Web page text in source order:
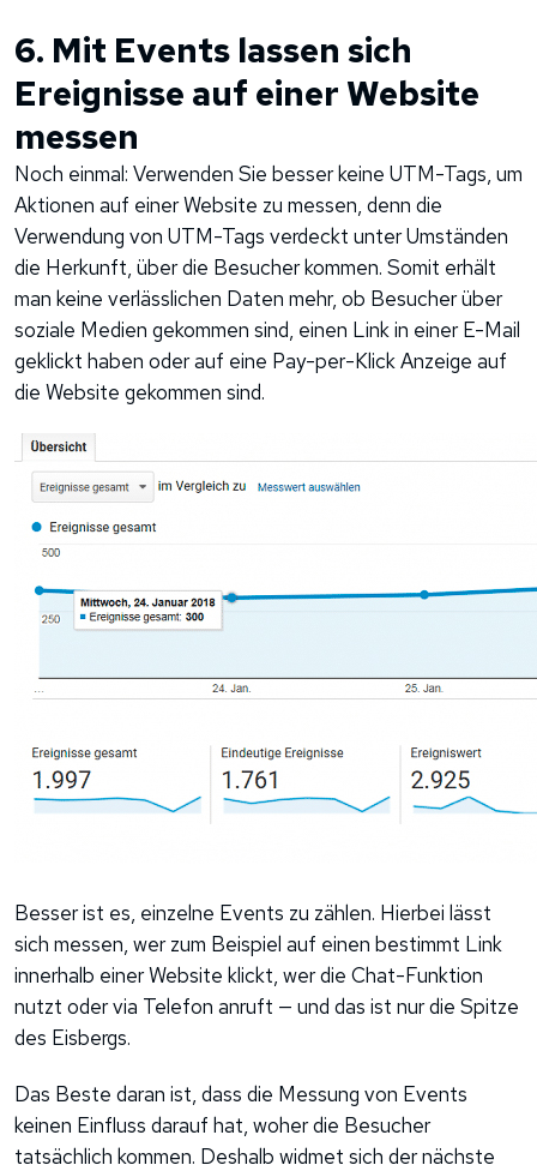
6. Mit Events lassen sich
Ereignisse auf einer Website
messen
Noch einmal: Verwenden Sie besser keine UTM-Tags, um
Aktionen auf einer Website zu messen, denn die
Verwendung von UTM-Tags verdeckt unter Umständen
die Herkunft, über die Besucher kommen. Somit erhält
man keine verlässlichen Daten mehr, ob Besucher über
soziale Medien gekommen sind, einen Link in einer E-Mail
geklickt haben oder auf eine Pay-per-Klick Anzeige auf
die Website gekommen sind.
Besser ist es, einzelne Events zu zählen. Hierbei lässt
sich messen, wer zum Beispiel auf einen bestimmt Link
innerhalb einer Website klickt, wer die Chat-Funktion
nutzt oder via Telefon anruft — und das ist nur die Spitze
des Eisbergs.
Das Beste daran ist, dass die Messung von Events
keinen Einfluss darauf hat, woher die Besucher
tatsächlich kommen. Deshalb widmet sich der nächste